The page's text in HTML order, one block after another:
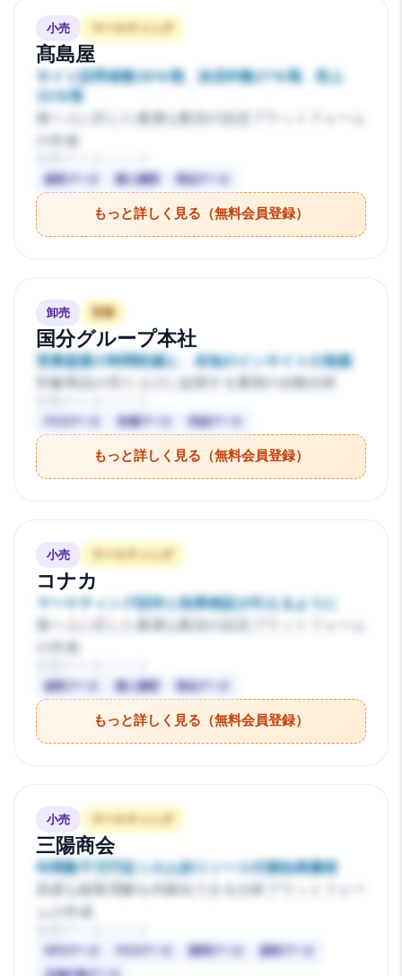
小売
髙島屋
サイト訪問者数39％増、決済件数27％増、売上
33％増
個々人に応じた最適な配信の設定プラットフォーム
の作成
顧客データ 購入履歴 商品データ
もっと詳しく見る（無料会員登録）
卸売 営業
国分グループ本社
営業提案の時間削減と、未知のインサイトの発掘
対象商品の売り上げに起因する要因の自動分析
客層データ 気候データ
もっと詳しく見る（無料会員登録）
小売 マーケティング
コナカ
マーケティング試作と効果検証が行えるように
個々人に応じた最適な配信の設定プラットフォーム
の作成
顧客データ 購入履歴 商品データ
もっと詳しく見る（無料会員登録）
小売 マーケティング
三陽商会
年間数千万円近くの人的リソース代替効果獲得
高度な顧客理解を内製化できる分析プラットフォー
ムの作成
購買データ
顧客データ